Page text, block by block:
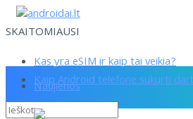
SKAITOMIAUSI
Kas yra eSIM ir kaip tai veikia?
Kaip Android telefone sukurti
Naujienos